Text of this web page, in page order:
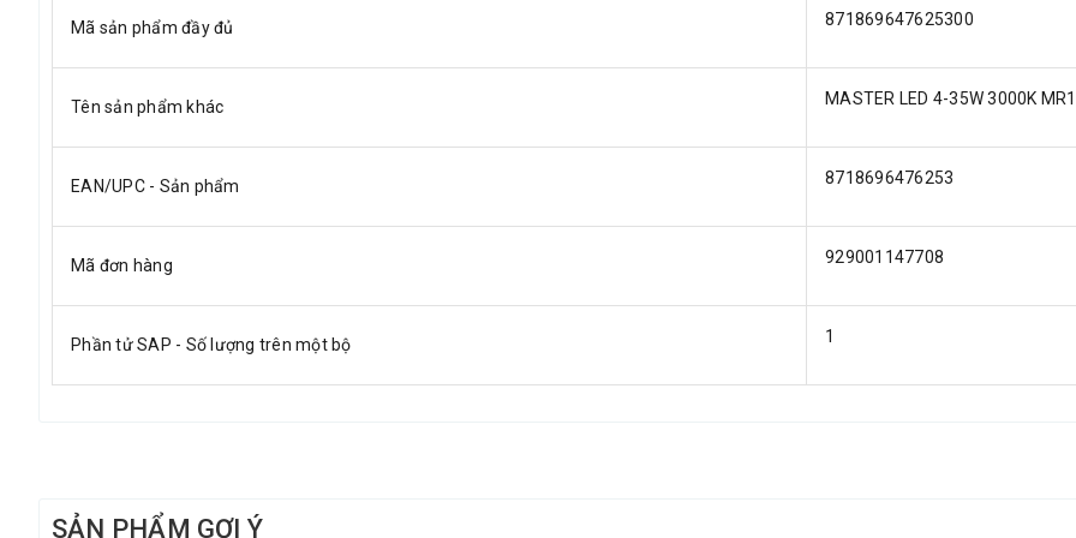
Mã sản phẩm đầy đủ 871869647625300
Tên sản phẩm khác MASTER LED 4-35W 3000K
EAN/UPC - Sản phẩm 8718696476253
Mã đơn hàng 929001147708
Phần tử SAP - Số lượng trên một bộ 1
SẢN PHẨM GỢI Ý